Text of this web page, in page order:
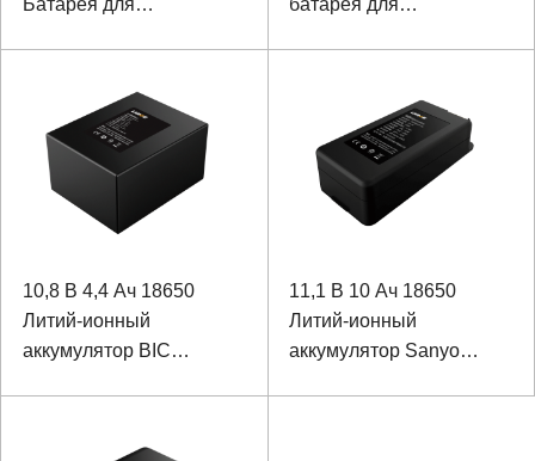
инструмента
10,8 В 4,4 Ач 18650
Литий-ионный
аккумулятор BIC
11,1 В 10 Ач 18650
Литий-ионный
аккумулятор Sanyo